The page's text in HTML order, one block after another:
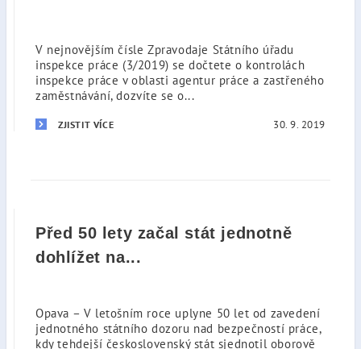
V nejnovějším čísle Zpravodaje Státního úřadu
inspekce práce (3/2019) se dočtete o kontrolách
inspekce práce v oblasti agentur práce a zastřeného
zaměstnávání, dozvíte se o...
ZJISTIT VÍCE 30. 9. 2019
Před 50 lety začal stát jednotně
dohlížet na...
Opava – V letošním roce uplyne 50 let od zavedení
jednotného státního dozoru nad bezpečností práce,
kdy tehdejší československý stát sjednotil oborově